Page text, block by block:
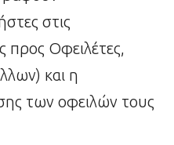
στις
προς Οφειλέτες,
και η
των οφειλών τους